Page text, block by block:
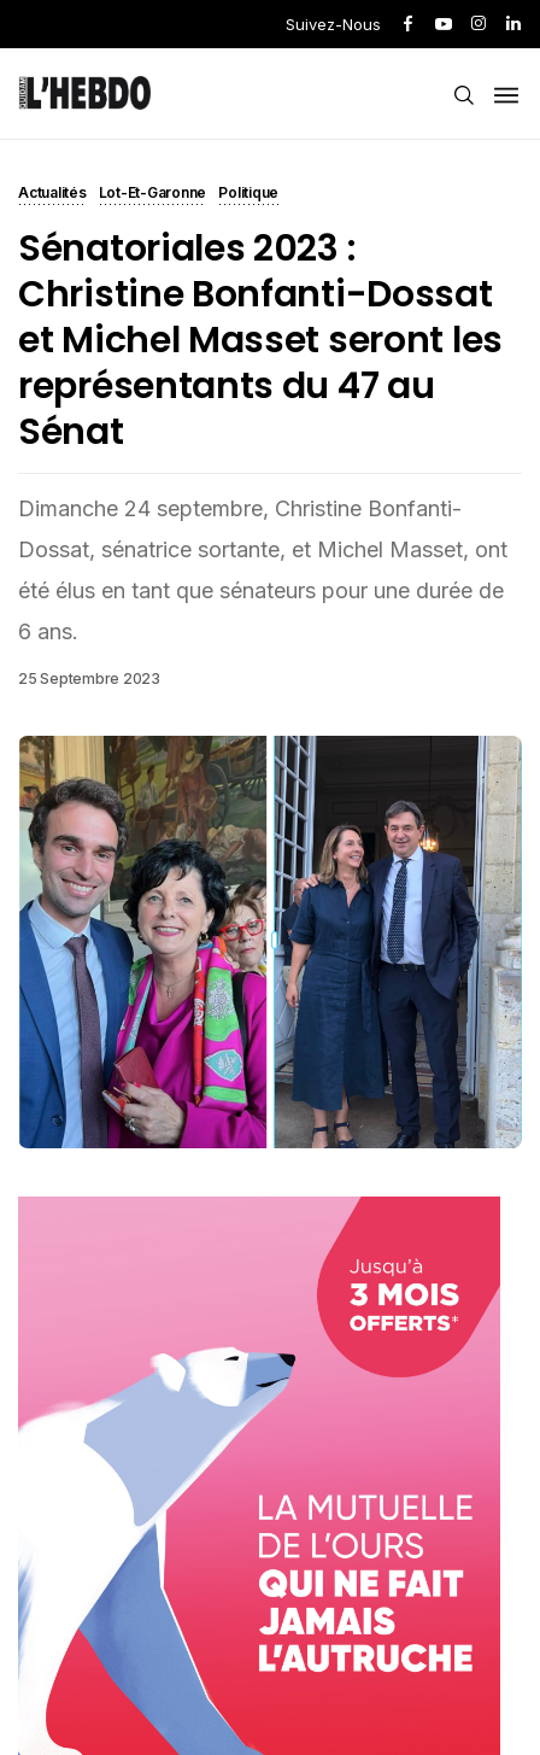
Suivez-Nous
Actualités Lot-Et-Garonne Politique
Sénatoriales 2023 :
Christine Bonfanti-Dossat
et Michel Masset seront les
représentants du 47 au
Sénat
Dimanche 24 septembre, Christine Bonfanti-
Dossat, sénatrice sortante, et Michel Masset, ont
été élus en tant que sénateurs pour une durée de
6 ans.
25 Septembre 2023